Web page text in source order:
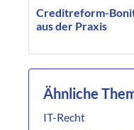
Creditreform-
aus der Praxis
Ähnliche
IT-Recht